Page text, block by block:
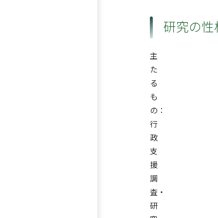
研究の性
主
た
る
も
の：
行
政
支
援
調
査・
研